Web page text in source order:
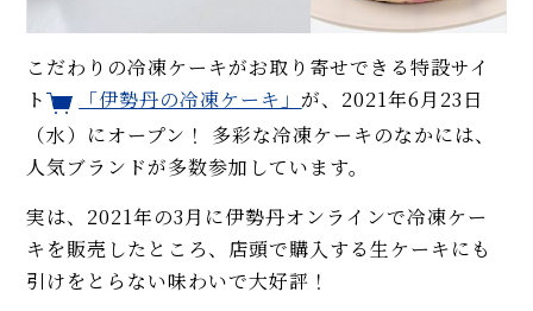
こだわりの冷凍ケーキがお取り寄せできる特設サイ
ト
「伊勢丹の冷凍ケーキ」 が、2021年6月23日
（水）にオープン！ 多彩な冷凍ケーキのなかには、
人気ブランドが多数参加しています。
実は、2021年の3月に伊勢丹オンラインで冷凍ケー
キを販売したところ、店頭で購入する生ケーキにも
引けをとらない味わいで大好評！